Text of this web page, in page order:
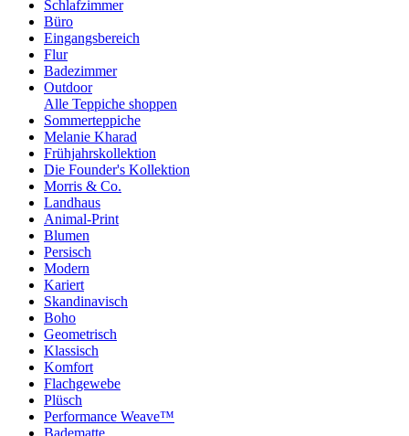
Schlafzimmer
Büro
Eingangsbereich
Flur
Badezimmer
Outdoor
Alle Teppiche shoppen
Sommerteppiche
Melanie Kharad
Frühjahrskollektion
Die Founder's Kollektion
Morris & Co.
Landhaus
Animal-Print
Blumen
Persisch
Modern
Kariert
Skandinavisch
Boho
Geometrisch
Klassisch
Komfort
Flachgewebe
Plüsch
Performance Weave™
Badematte